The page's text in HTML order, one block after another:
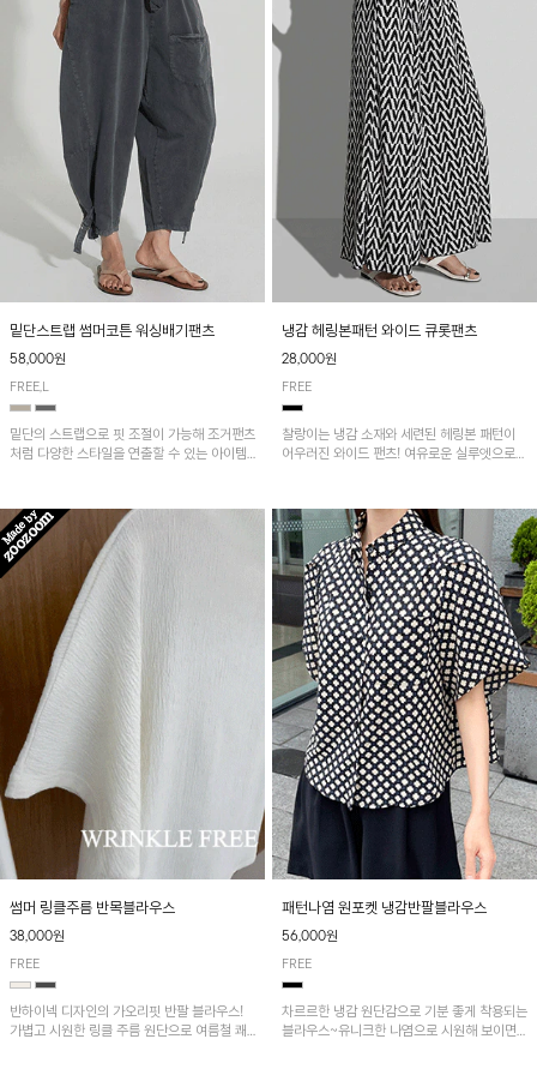
밑단스트랩 썸머코튼 워싱배기팬츠
58,000원
FREE,L
밑단의 스트랩으로 핏 조절이 가능해 조거팬츠
처럼 다양한 스타일을 연출할 수 있는 아이템!
냉감 헤링본패턴 와이드 큐롯팬츠
28,000원
FREE
찰랑이는 냉감 소재와 세련된 헤링본 패턴이
어우러진 와이드 팬츠! 여유로운 실루엣으로
다.
썸머 링클주름 반목블라우스
38,000원
FREE
반하이넥 디자인의 가오리핏 반팔 블라우스!
가볍고 시원한 링클 주름 원단으로 여름철 쾌
패턴나염 원포켓 냉감반팔블라우스
56,000원
FREE
차르르한 냉감 원단감으로 기분 좋게 착용되는
블라우스~유니크한 나염으로 시원해 보이면